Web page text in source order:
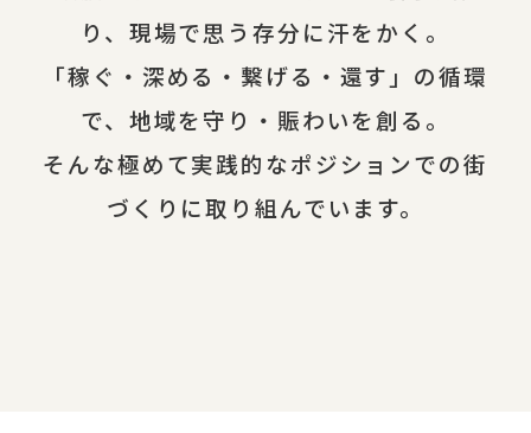
り、現場で思う存分に汗をかく。
「稼ぐ・深める・繋げる・還す」の循環
で、地域を守り・賑わいを創る。
そんな極めて実践的なポジションでの街
づくりに取り組んでいます。